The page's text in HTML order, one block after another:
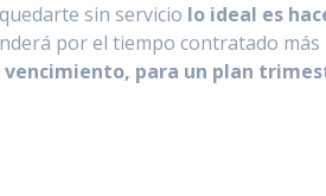
sin servicio lo ideal es
por el tiempo contratado
vencimiento, para un plan